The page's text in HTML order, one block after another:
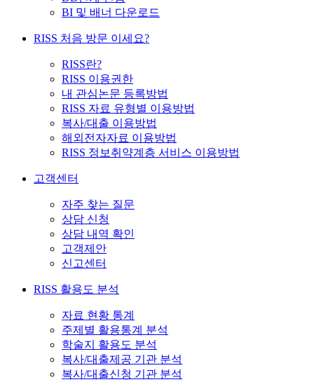
BI 및 배너 다운로드
RISS 처음 방문 이세요?
RISS란?
RISS 이용권한
내 관심논문 등록방법
RISS 자료 유형별 이용방법
복사/대출 이용방법
해외전자자료 이용방법
RISS 정보취약계층 서비스 이용방법
고객센터
자주 찾는 질문
상담 신청
상담 내역 확인
고객제안
신고센터
RISS 활용도 분석
자료 현황 통계
주제별 활용통계 분석
학술지 활용도 분석
복사/대출제공 기관 분석
복사/대출신청 기관 분석